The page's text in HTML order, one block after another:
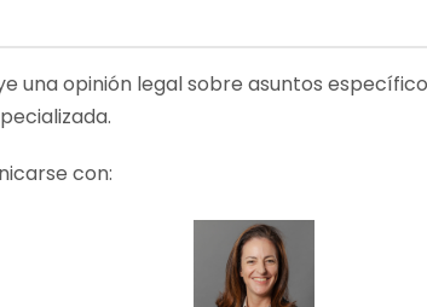
una opinión legal sobre asuntos
con: